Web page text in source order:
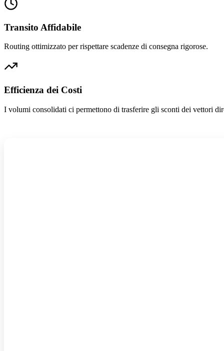
Transito Affidabile
Routing ottimizzato per rispettare scadenze di consegna rigorose.
Efficienza dei Costi
I volumi consolidati ci permettono di trasferire gli sconti dei vettori